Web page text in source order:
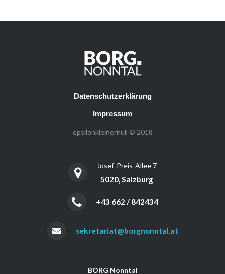
Datenschutzerklärung
Impressum
epsilonkleinernull © 2018
Josef-Preis-Allee 7
5020, Salzburg
+43 662 / 842434
sekretariat@borgnonntal.at
BORG Nonntal